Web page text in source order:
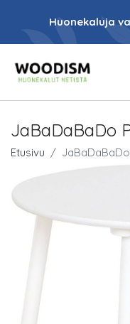
Huonekaluja
JaBaDaBaDo
Etusivu